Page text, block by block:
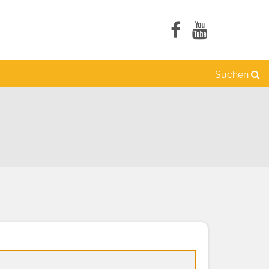
Suchen